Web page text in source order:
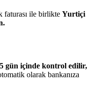
faturası ile birlikte Yurtiçi
5 gün içinde kontrol edilir,
olarak bankanıza